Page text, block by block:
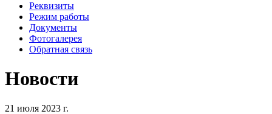
Реквизиты
Режим работы
Документы
Фотогалерея
Обратная связь
Новости
21 июля 2023 г.